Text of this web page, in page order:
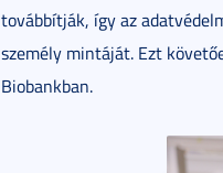
továbbítják, így az
személy mintáját. Ezt
Biobankban.